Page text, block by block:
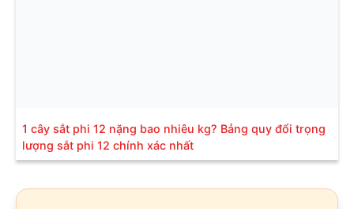
1 cây sắt phi 12 nặng bao nhiêu kg? Bảng quy đổi trọng
lượng sắt phi 12 chính xác nhất